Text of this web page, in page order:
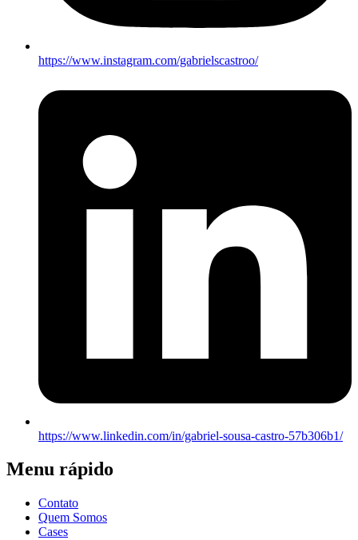
https://www.instagram.com/gabrielscastroo/
https://www.linkedin.com/in/gabriel-sousa-castro-57b306b1/
Menu rápido
Contato
Quem Somos
Cases